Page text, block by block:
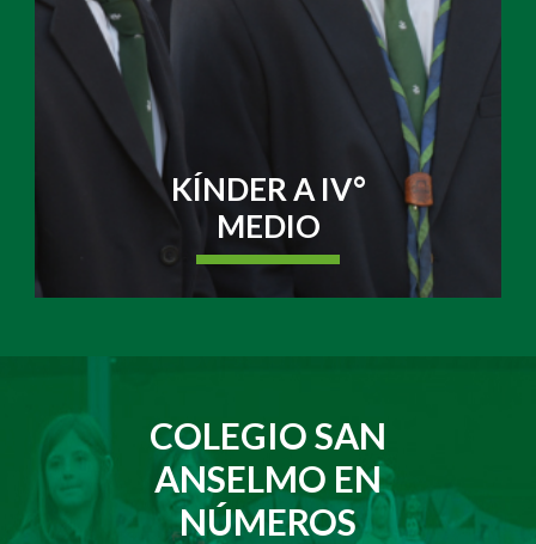
KÍNDER A IV°
MEDIO
COLEGIO SAN
ANSELMO EN
NÚMEROS